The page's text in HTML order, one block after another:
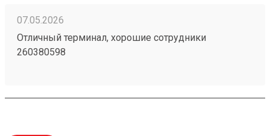
07.05.2026
Отличный терминал, хорошие сотрудники
260380598